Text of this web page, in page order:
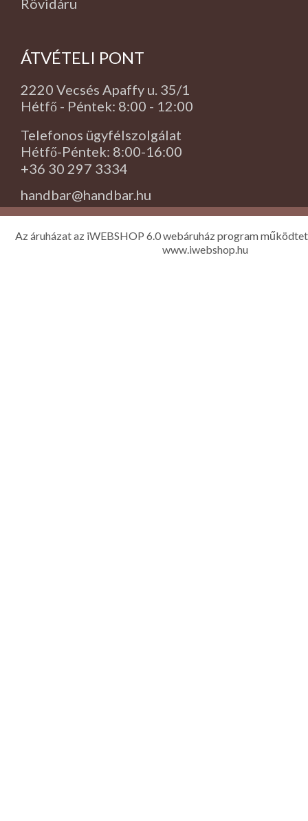
Rövidáru
ÁTVÉTELI PONT
2220 Vecsés Apaffy u. 35/1
Hétfő - Péntek: 8:00 - 12:00
Telefonos ügyfélszolgálat
Hétfő-Péntek: 8:00-16:00
+36 30 297 3334
handbar@handbar.hu
Az áruházat az iWEBSHOP 6.0 webáruház program
www.iwebshop.hu